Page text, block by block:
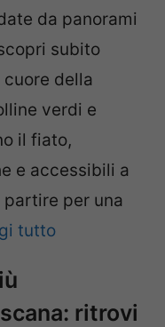
da panorami
subito
della
verdi e
il fiato,
e accessibili a
per una
tutto
ritrovi